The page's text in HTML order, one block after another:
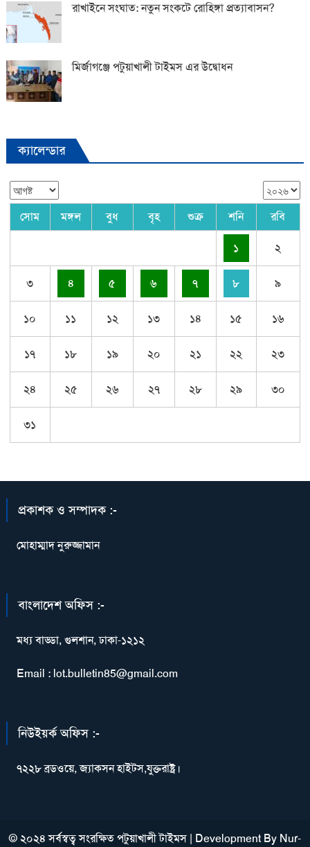
রাখাইনে সংঘাত: নতুন সংকটে রোহিঙ্গা প্রত্যাবাসন?
মির্জাগঞ্জে পটুয়াখালী টাইমস এর উদ্বোধন
ক্যালেন্ডার
সোম মঙ্গল বুধ বৃহ শুক্র শনি রবি
১ ২
৩ ৪ ৫ ৬ ৭ ৮ ৯
১০ ১১ ১২ ১৩ ১৪ ১৫ ১৬
১৭ ১৮ ১৯ ২০ ২১ ২২ ২৩
২৪ ২৫ ২৬ ২৭ ২৮ ২৯ ৩০
৩১
প্রকাশক ও সম্পাদক :-
মোহাম্মাদ নুরুজ্জামান
বাংলাদেশ অফিস :-
মধ্য বাড্ডা, গুলশান, ঢাকা-১২১২
Email : lot.bulletin85@gmail.com
নিউইয়র্ক অফিস :-
৭২২৮ ব্রডওয়ে, জ্যাকসন হাইটস,যুক্তরাষ্ট্র।
© ২০২৪ সর্বস্বত্ব সংরক্ষিত পটুয়াখালী টাইমস | Development By Nur-